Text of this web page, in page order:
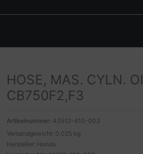
HOSE, MAS. CYLN.
CB750F2,F3
Artikelnummer: 43512-410-003
Versandgewicht: 0.025 kg
Hersteller: Honda